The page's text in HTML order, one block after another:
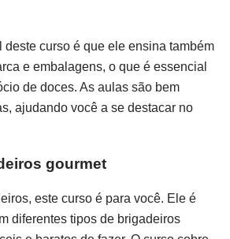
deste curso é que ele ensina também
e embalagens, o que é essencial
de doces. As aulas são bem
ajudando você a se destacar no
gourmet
este curso é para você. Ele é
diferentes tipos de brigadeiros